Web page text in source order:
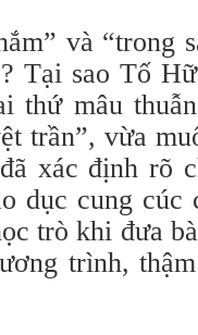
và “trong
Tại sao Tố
thứ mâu
trần”, vừa
xác định rõ
dục cung
trò khi đưa
trình,